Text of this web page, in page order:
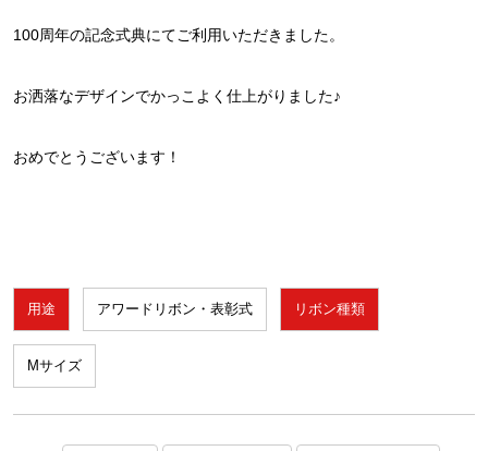
100周年の記念式典にてご利用いただきました。
お洒落なデザインでかっこよく仕上がりました♪
おめでとうございます！
用途 アワードリボン・表彰式 リボン種類
Mサイズ